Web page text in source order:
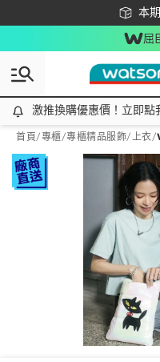
本
下
屈
激推換購優惠價！立即點我看
激推換購優惠價！立即點
首頁/專櫃/專櫃精品服飾/上衣/